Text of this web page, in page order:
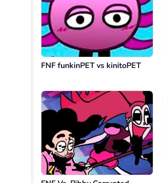
FNF funkinPET vs kinitoPET